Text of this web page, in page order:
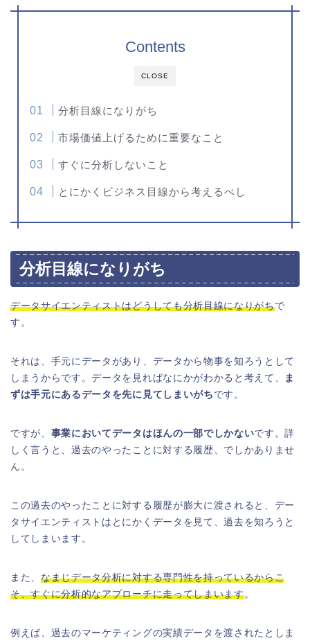
CLOSE
Contents
分析目線になりがち
市場価値上げるために重要なこと
すぐに分析しないこと
とにかくビジネス目線から考えるべし
分析目線になりがち
データサイエンティストはどうしても分析目線になりがちで
す。
それは、手元にデータがあり、データから物事を知ろうとして
しまうからです。データを見ればなにかがわかると考えて、
ま
ずは手元にあるデータを先に見てしまいがち です。
ですが、 事業においてデータはほんの一部でしかないです。詳
しく言うと、過去のやったことに対する履歴、でしかありませ
ん。
この過去のやったことに対する履歴が膨大に渡されると、デー
タサイエンティストはとにかくデータを見て、過去を知ろうと
してしまいます。
また、なまじデータ分析に対する専門性を持っているからこ
そ、すぐに分析的なアプローチに走ってしまいます。
例えば、過去のマーケティングの実績データを渡されたとしま